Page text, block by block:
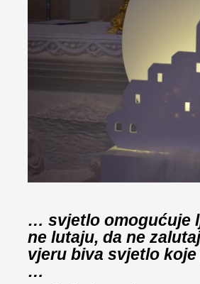
… svjetlo omogućuje
ne lutaju, da ne
vjeru biva svjetlo
…